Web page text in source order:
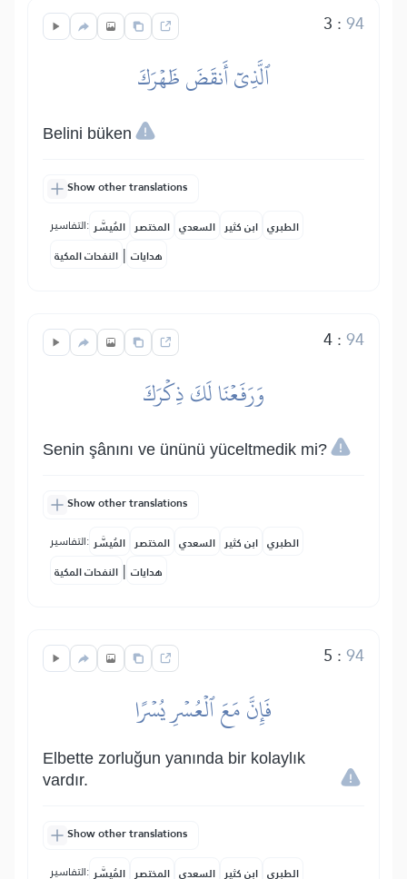
3 :94
ٱلَّذِيٓ أَنقَضَ ظَهۡرَكَ
Belini büken
Show other translations
التفاسير: المُيسَّر المختصر السعدي ابن كثير الطبري
النفحات المكية | هدايات
4:94
وَرَفَعۡنَا لَكَ ذِكۡرَكَ
Senin şânını ve ününü yüceltmedik mi?
Show other translations
التفاسير: المُيسَّر المختصر السعدي ابن كثير الطبري
النفحات المكية | هدايات
5 :94
فَإِنَّ مَعَ ٱلۡعُسۡرِ يُسۡرًا
Elbette zorluğun yanında bir kolaylık
vardır.
Show other translations
التفاسير: المُيسَّر المختصر السعدي ابن كثير الطبري